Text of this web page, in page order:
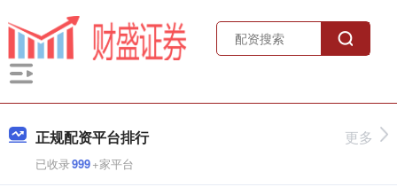
正规配资平台排行
已收录999+家平台
更多